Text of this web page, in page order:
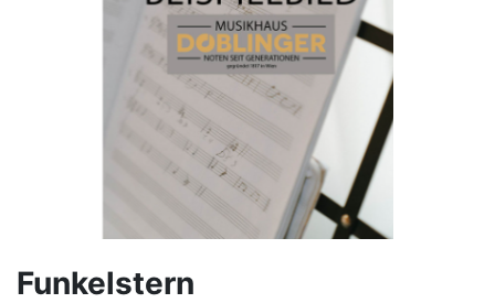
Funkelstern